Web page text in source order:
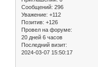
Сообщений: 296
Уважение: +112
Позитив: +126
Провел на форуме:
20 дней 6 часов
Последний визит:
2024-03-07 15:50:17